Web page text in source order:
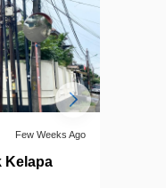
Few Weeks Ago
Kelapa